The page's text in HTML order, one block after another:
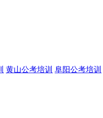
黄山公考培训 阜阳公考培训